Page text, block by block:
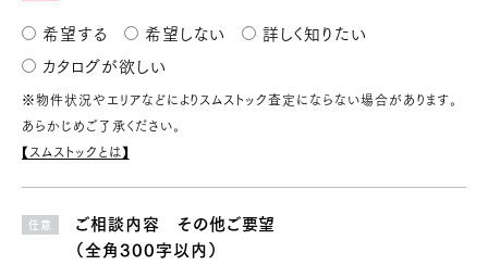
希望する 希望しない
詳しく知りたい
カタログが欲しい
※物件状況やエリアなどによりスムストック査定にならない場合があります。
あらかじめご了承ください。
【スムストックとは】
任意
ご相談内容 その他ご要望
（全角300字以内）